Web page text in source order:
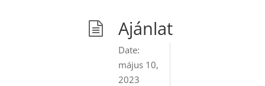
Ajánlat
Date:
május 10,
2023